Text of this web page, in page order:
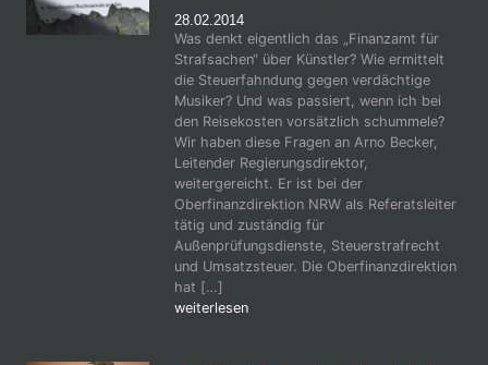
28.02.2014
Was denkt eigentlich das „Finanzamt für
Strafsachen“ über Künstler? Wie ermittelt
die Steuerfahndung gegen verdächtige
Musiker? Und was passiert, wenn ich bei
den Reisekosten vorsätzlich schummele?
Wir haben diese Fragen an Arno Becker,
Leitender Regierungsdirektor,
weitergereicht. Er ist bei der
Oberfinanzdirektion NRW als Referatsleiter
tätig und zuständig für
Außenprüfungsdienste, Steuerstrafrecht
und Umsatzsteuer. Die Oberfinanzdirektion
hat […]
weiterlesen